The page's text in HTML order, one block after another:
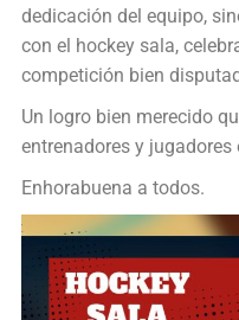
dedicación del equipo,
con el hockey sala,
competición bien
Un logro bien merecido
entrenadores y
Enhorabuena a todos.